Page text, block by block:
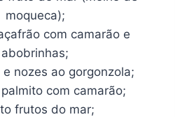
moqueca);
com camarão e
abobrinhas;
e nozes ao gorgonzola;
com camarão;
frutos do mar;